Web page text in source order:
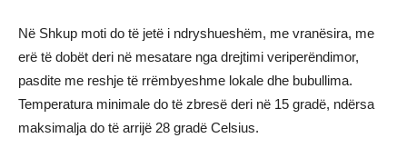
Në Shkup moti do të jetë i ndryshueshëm, me vranësira, me
erë të dobët deri në mesatare nga drejtimi veriperëndimor,
pasdite me reshje të rrëmbyeshme lokale dhe bubullima.
Temperatura minimale do të zbresë deri në 15 gradë, ndërsa
maksimalja do të arrijë 28 gradë Celsius.